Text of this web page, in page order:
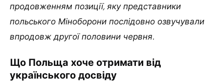
продовженням позиції, яку представники
польського Міноборони послідовно озвучували
впродовж другої половини червня.
Що Польща хоче отримати від
українського досвіду